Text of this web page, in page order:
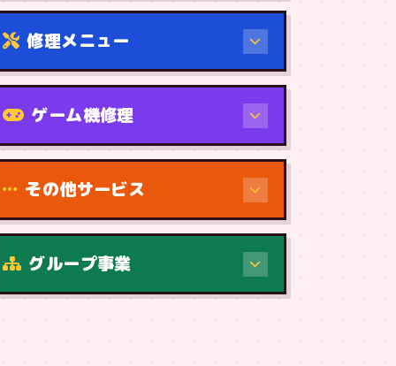
修理メニュー
機種から
ゲーム機修理
その他サービス
グループ事業